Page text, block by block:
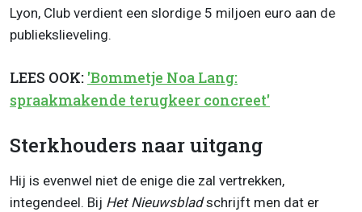
Lyon, Club verdient een slordige 5 miljoen euro aan de
publiekslieveling.
LEES OOK: 'Bommetje Noa Lang:
spraakmakende terugkeer concreet'
Sterkhouders naar uitgang
Hij is evenwel niet de enige die zal vertrekken,
integendeel. Bij Het Nieuwsbladschrijft men dat er